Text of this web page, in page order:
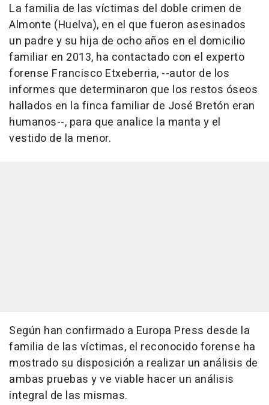
La familia de las víctimas del doble crimen de
Almonte (Huelva), en el que fueron asesinados
un padre y su hija de ocho años en el domicilio
familiar en 2013, ha contactado con el experto
forense Francisco Etxeberria, --autor de los
informes que determinaron que los restos óseos
hallados en la finca familiar de José Bretón eran
humanos--, para que analice la manta y el
vestido de la menor.
Según han confirmado a Europa Press desde la
familia de las víctimas, el reconocido forense ha
mostrado su disposición a realizar un análisis de
ambas pruebas y ve viable hacer un análisis
integral de las mismas.